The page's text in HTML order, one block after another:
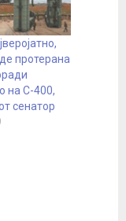
протерана
на С-400,
сенатор